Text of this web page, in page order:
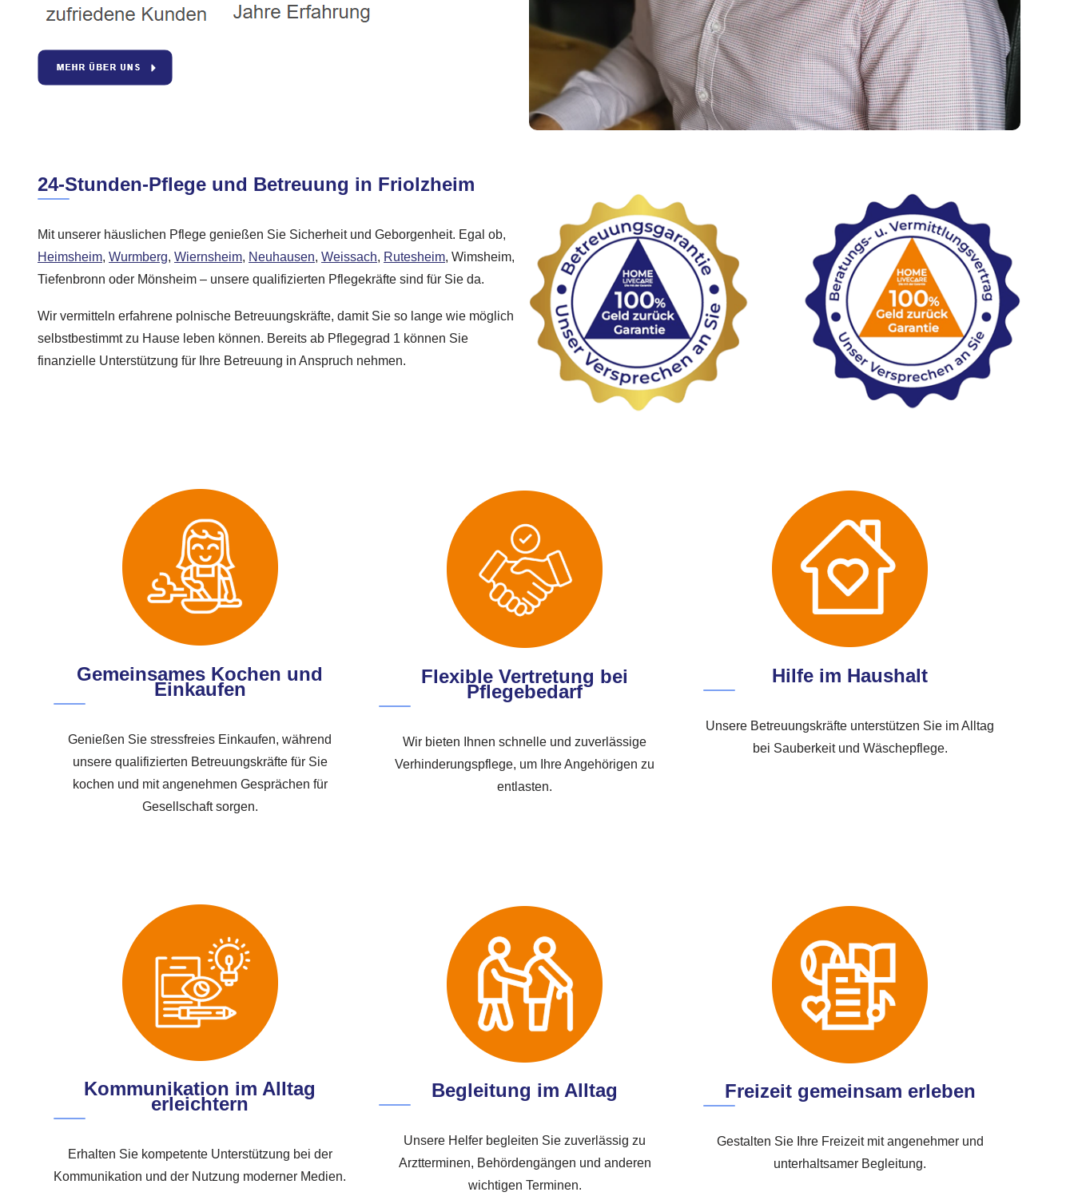
24-Stunden-Pflege und Betreuung in Friolzheim
Mit unserer häuslichen Pflege genießen Sie Sicherheit und Geborgenheit. Egal ob,
Heimsheim, Wurmberg, Wiernsheim, Neuhausen, Weissach, Rutesheim, Wimsheim,
Tiefenbronn oder Mönsheim – unsere qualifizierten Pflegekräfte sind für Sie da.
Wir vermitteln erfahrene polnische Betreuungskräfte, damit Sie so lange wie möglich
selbstbestimmt zu Hause leben können. Bereits ab Pflegegrad 1 können Sie
finanzielle Unterstützung für Ihre Betreuung in Anspruch nehmen.
Gemeinsames Kochen und
Einkaufen
Genießen Sie stressfreies Einkaufen, während
unsere qualifizierten Betreuungskräfte für Sie
kochen und mit angenehmen Gesprächen für
Gesellschaft sorgen.
Flexible Vertretung bei
Pflegebedarf
Wir bieten Ihnen schnelle und zuverlässige
Verhinderungspflege, um Ihre Angehörigen zu
entlasten.
Hilfe im Haushalt
Unsere Betreuungskräfte unterstützen Sie im Alltag
bei Sauberkeit und Wäschepflege.
Kommunikation im Alltag
erleichtern
Erhalten Sie kompetente Unterstützung bei der
Kommunikation und der Nutzung moderner Medien.
Begleitung im Alltag
Unsere Helfer begleiten Sie zuverlässig zu
Arztterminen, Behördengängen und anderen
wichtigen Terminen.
Freizeit gemeinsam erleben
Gestalten Sie Ihre Freizeit mit angenehmer und
unterhaltsamer Begleitung.